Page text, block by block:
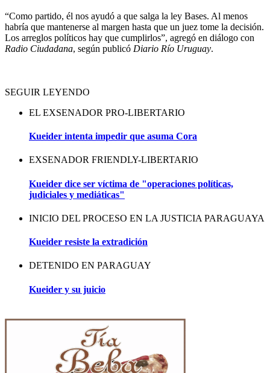
“Como partido, él nos ayudó a que salga la ley Bases. Al menos
habría que mantenerse al margen hasta que un juez tome la decisión.
Los arreglos políticos hay que cumplirlos”, agregó en diálogo con
Radio Ciudadana, según publicó Diario Río Uruguay.
SEGUIR LEYENDO
EL EXSENADOR PRO-LIBERTARIO
Kueider intenta impedir que asuma Cora
EXSENADOR FRIENDLY-LIBERTARIO
Kueider dice ser víctima de "operaciones políticas,
judiciales y mediáticas"
INICIO DEL PROCESO EN LA JUSTICIA PARAGUAYA
Kueider resiste la extradición
DETENIDO EN PARAGUAY
Kueider y su juicio